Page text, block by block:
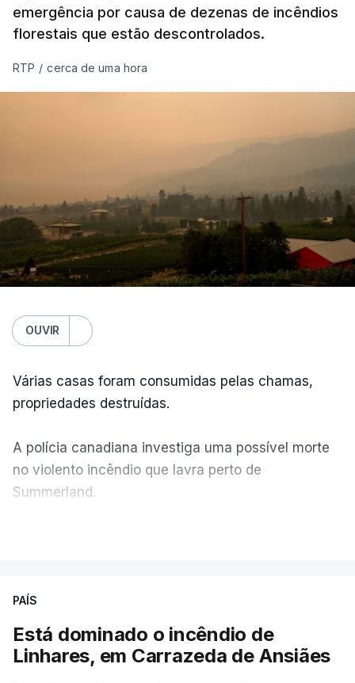
emergência por causa de dezenas de incêndios
florestais que estão descontrolados.
RTP / cerca de uma hora
OUVIR
Várias casas foram consumidas pelas chamas,
propriedades destruídas.
A polícia canadiana investiga uma possível morte
no violento incêndio que lavra perto de
Summerland.
ERRO100
ERROR ON HTML5 MEDIA ELEMENT
PAÍS
Está dominado o incêndio de
Linhares, em Carrazeda de Ansiães